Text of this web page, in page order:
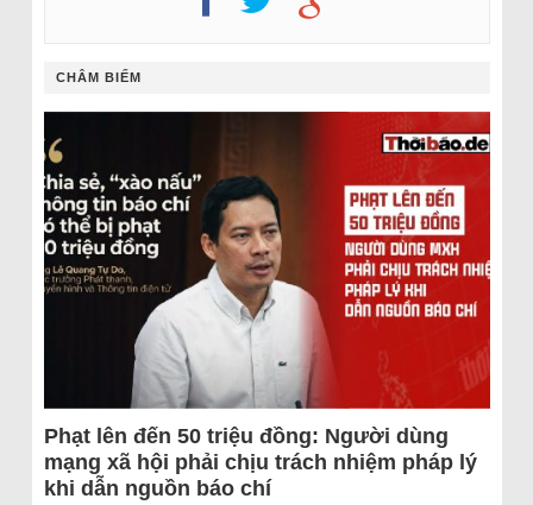
CHÂM BIẾM
Phạt lên đến 50 triệu đồng: Người dùng
mạng xã hội phải chịu trách nhiệm pháp lý
khi dẫn nguồn báo chí